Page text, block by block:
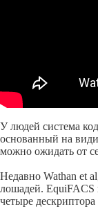
У людей система
основанный на
можно ожидать от
Недавно Wathan et
лошадей. EquiFACS
четыре